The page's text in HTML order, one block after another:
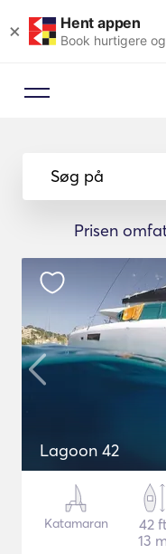
× Hent appen
Book hurtigere
Søg på
Prisen
Lagoon 42
Katamaran
42
13 m